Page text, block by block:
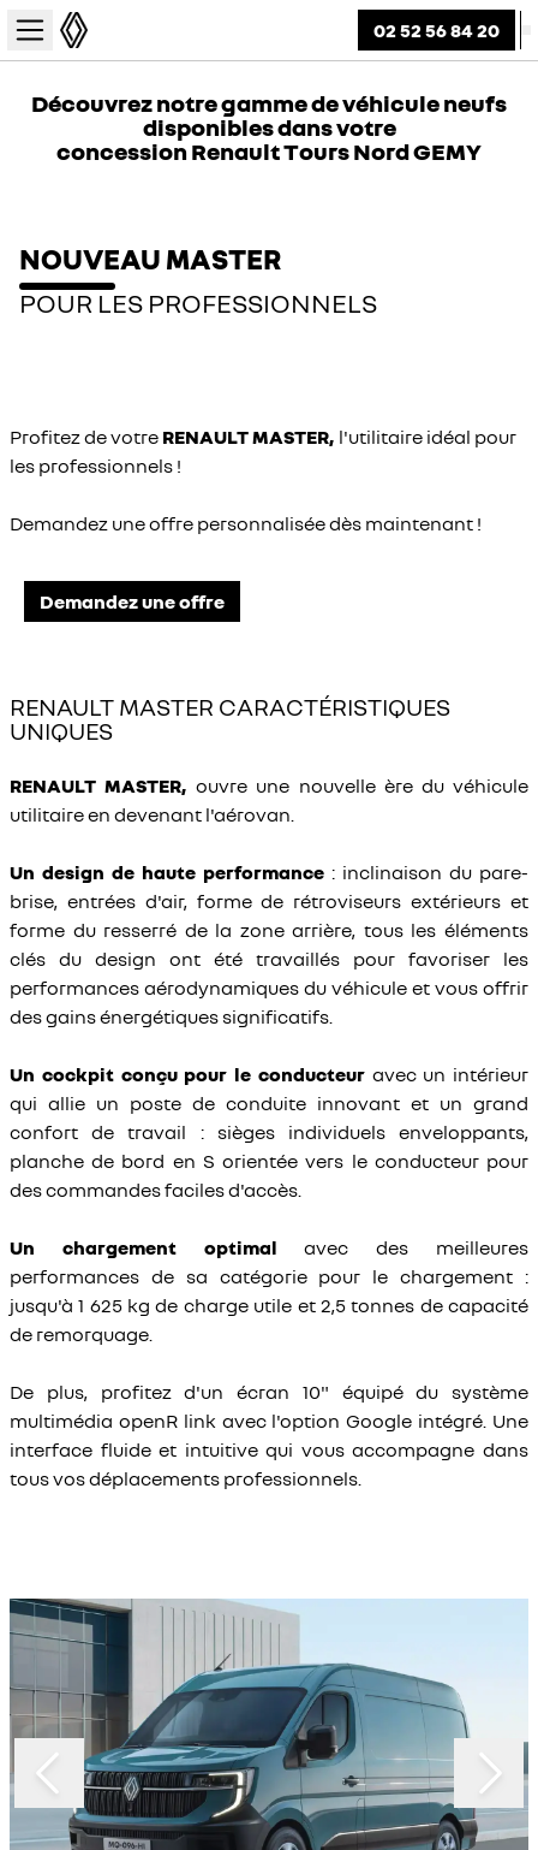
02 52 56 84 20
Découvrez notre gamme de véhicule neufs
disponibles dans votre
concession Renault Tours Nord GEMY
NOUVEAU MASTER
POUR LES PROFESSIONNELS
Profitez de votre RENAULT MASTER, l'utilitaire idéal pour
les professionnels !
Demandez une offre personnalisée dès maintenant !
Demandez une offre
RENAULT MASTER CARACTÉRISTIQUES
UNIQUES
RENAULT MASTER,ouvre une nouvelle ère du véhicule
utilitaire en devenant l'aérovan.
Un design de haute performance : inclinaison du pare-
brise, entrées d'air, forme de rétroviseurs extérieurs et
forme du resserré de la zone arrière, tous les éléments
clés du design ont été travaillés pour favoriser les
performances aérodynamiques du véhicule et vous offrir
des gains énergétiques significatifs.
Un cockpit conçu pour le conducteuravec un intérieur
qui allie un poste de conduite innovant et un grand
confort de travail : sièges individuels enveloppants,
planche de bord en S orientée vers le conducteur pour
des commandes faciles d'accès.
Un chargement optimalavec des meilleures
performances de sa catégorie pour le chargement :
jusqu'à 1 625 kg de charge utile et 2,5 tonnes de capacité
de remorquage.
De plus, profitez d'un écran 10" équipé du système
multimédia openR link avec l'option Google intégré. Une
interface fluide et intuitive qui vous accompagne dans
tous vos déplacements professionnels.
Slide 1 of 2